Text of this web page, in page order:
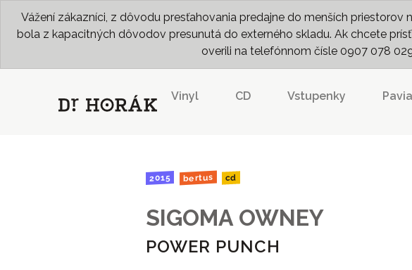
Vážení zákazníci, z dôvodu presťahovania predajne do menších
bola z kapacitných dôvodov presunutá do externého skladu. Ak chcete
overili na telefónnom čísle 0907 078
Vinyl CD Vstupenky
2015 bertus cd
SIGOMA OWNEY
POWER PUNCH